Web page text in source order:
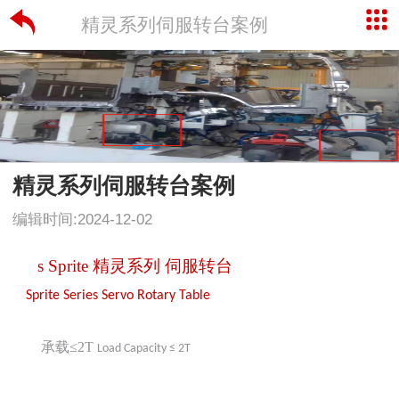
精灵系列伺服转台案例
精灵系列伺服转台案例
编辑时间:2024-12-02
s Sprite 精灵系列 伺服转台
Sprite Series Servo Rotary Table
承载≤2T Load Capacity ≤ 2T